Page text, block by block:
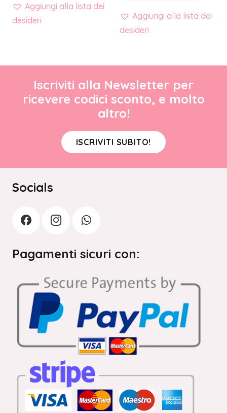
Aggiungi alla lista dei
desideri
Aggiungi alla lista dei
desideri
Iscriviti alla Newsletter per
ricevere codici sconto, e molto
altro!
ISCRIVITI SUBITO!
Socials
Pagamenti sicuri con: